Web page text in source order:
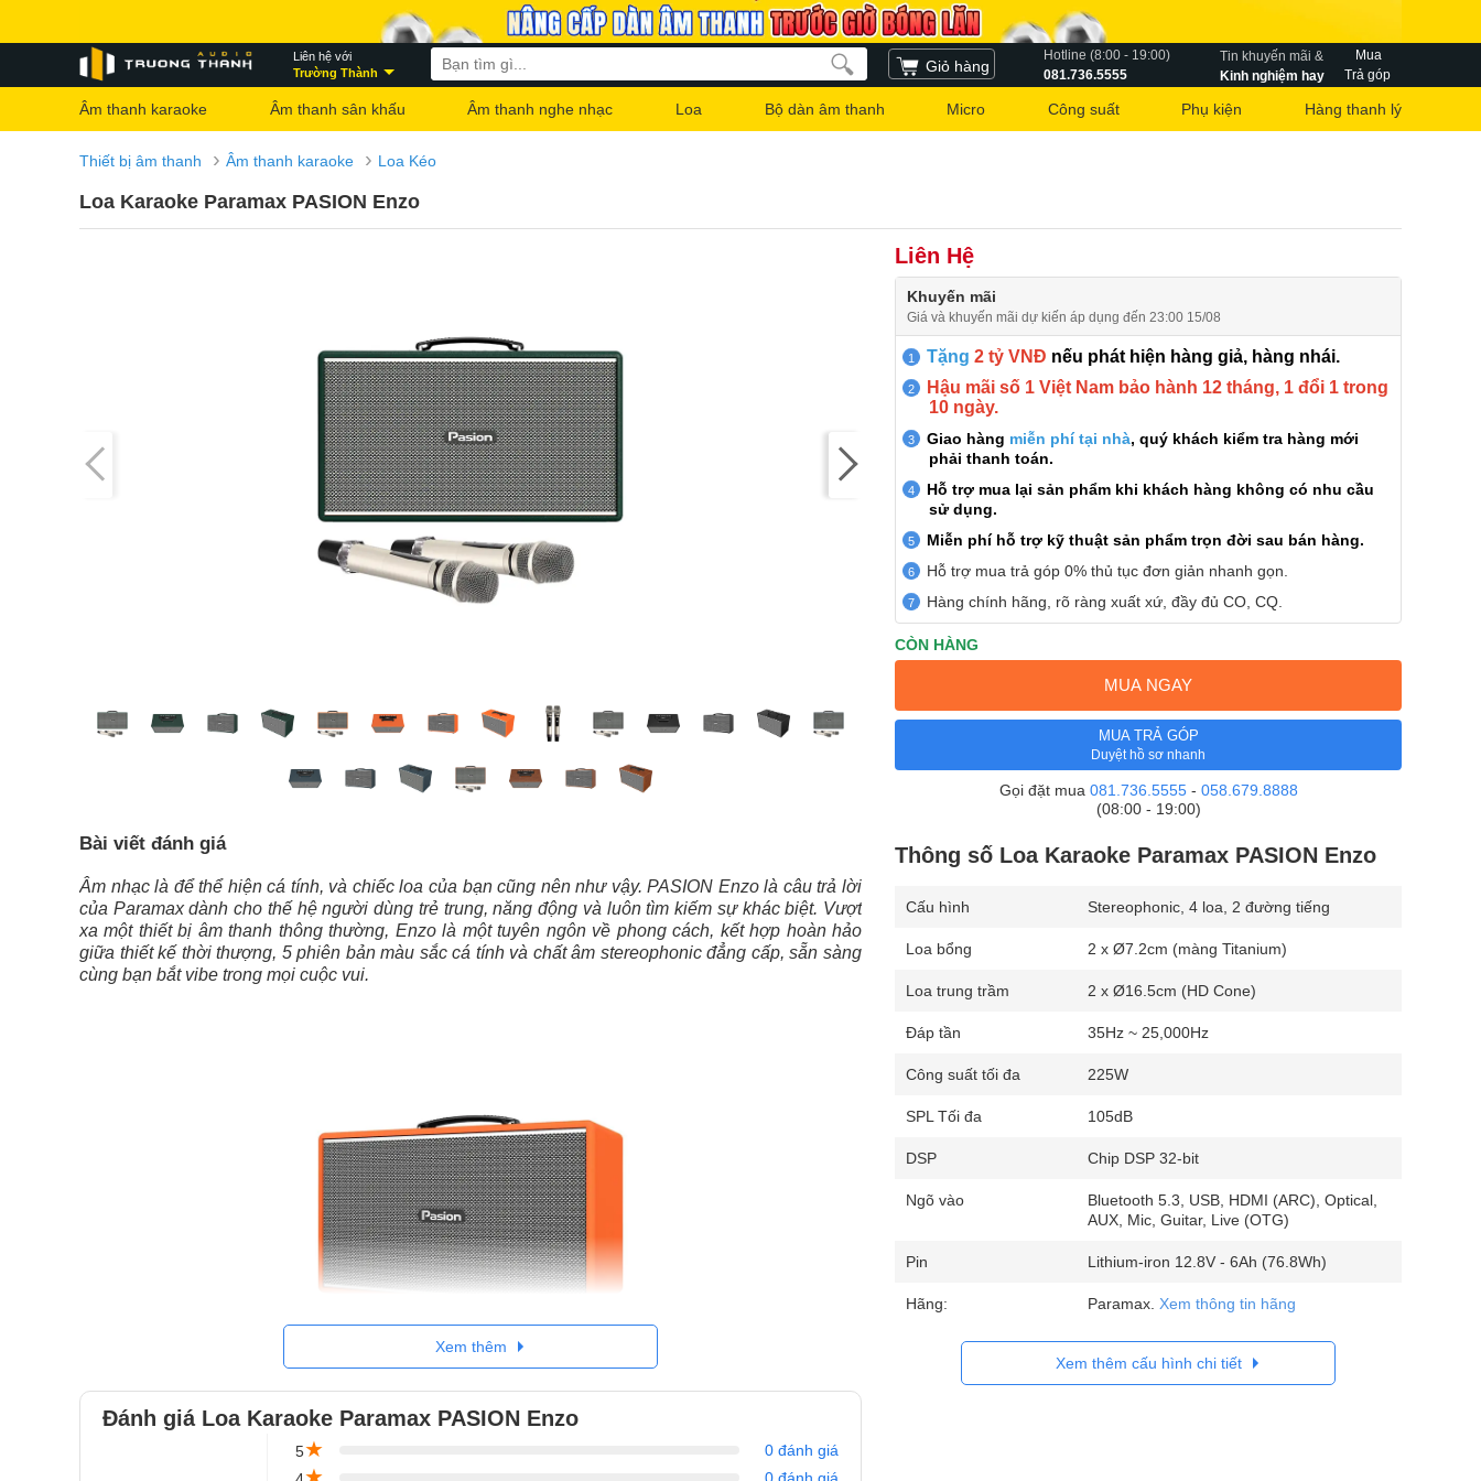
Liên hệ với
Trường Thành
Giỏ hàng
Hotline (8:00 - 19:00)
081.736.5555
Tin khuyến mãi &
Kinh nghiệm hay
Mua
Trả góp
Âm thanh karaoke Âm thanh sân khấu Âm thanh nghe nhạc Loa Bộ dàn âm thanh Micro Công suất Phụ kiện Hàng thanh lý
Thiết bị âm thanh › Âm thanh karaoke › Loa Kéo
Loa Karaoke Paramax PASION Enzo
Bài viết đánh giá
Âm nhạc là để thể hiện cá tính, và chiếc loa của bạn cũng nên như vậy. PASION Enzo là câu trả lời
của Paramax dành cho thế hệ người dùng trẻ trung, năng động và luôn tìm kiếm sự khác biệt. Vượt
xa một thiết bị âm thanh thông thường, Enzo là một tuyên ngôn về phong cách, kết hợp hoàn hảo
giữa thiết kế thời thượng, 5 phiên bản màu sắc cá tính và chất âm stereophonic đẳng cấp, sẵn sàng
cùng bạn bắt vibe trong mọi cuộc vui.
Thiết Kế Đậm Chất Gu - Khẳng Định Dấu Ấn Cá Nhân
Xem thêm
Đánh giá Loa Karaoke Paramax PASION Enzo
5★
0 đánh giá
Liên Hệ
Khuyến mãi
Giá và khuyến mãi dự kiến áp dụng đến 23:00 15/08
Tặng 2 tỷ VNĐ nếu phát hiện hàng giả, hàng nhái.
Hậu mãi số 1 Việt Nam bảo hành 12 tháng, 1 đổi 1 trong
10 ngày.
Giao hàng miễn phí tại nhà, quý khách kiểm tra hàng mới
phải thanh toán.
Hỗ trợ mua lại sản phẩm khi khách hàng không có nhu cầu
sử dụng.
Miễn phí hỗ trợ kỹ thuật sản phẩm trọn đời sau bán hàng.
Hỗ trợ mua trả góp 0% thủ tục đơn giản nhanh gọn.
Hàng chính hãng, rõ ràng xuất xứ, đầy đủ CO, CQ.
CÒN HÀNG
MUA NGAY
MUA TRẢ GÓP
Duyệt hồ sơ nhanh
Gọi đặt mua 081.736.5555- 058.679.8888
(08:00 - 19:00)
Thông số Loa Karaoke Paramax PASION Enzo
Cấu hình Stereophonic, 4 loa, 2 đường tiếng
Loa bổng 2 x Ø7.2cm (màng Titanium)
Loa trung trầm 2 x Ø16.5cm (HD Cone)
Đáp tần 35Hz ~ 25,000Hz
Công suất tối đa 225W
SPL Tối đa 105dB
DSP Chip DSP 32-bit
Ngõ vào
Bluetooth 5.3, USB, HDMI (ARC), Optical,
AUX, Mic, Guitar, Live (OTG)
Pin Lithium-iron 12.8V - 6Ah (76.8Wh)
Hãng: Paramax. Xem thông tin hãng
Xem thêm cấu hình chi tiết